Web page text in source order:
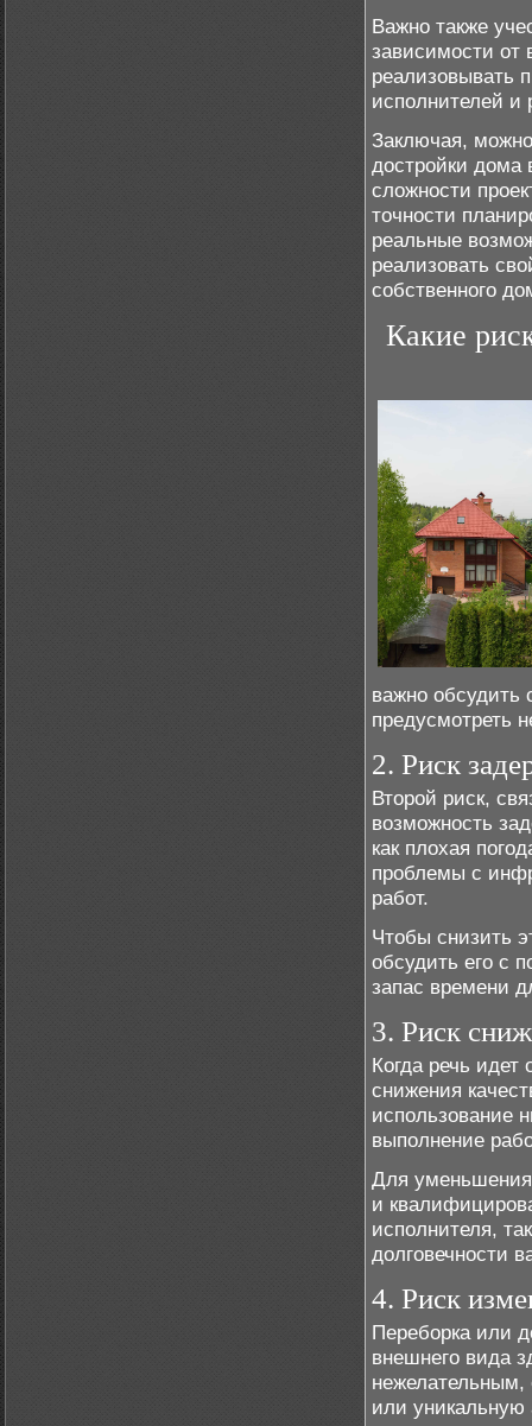
Важно также
зависимости от
реализовывать
исполнителей и
Заключая,
достройки дома
сложности
точности
реальные
реализовать
собственного
Какие
важно обсудить
предусмотреть
2. Риск
Второй риск,
возможность
как плохая
проблемы с
работ.
Чтобы снизить
обсудить его с
запас времени
3. Риск
Когда речь идет
снижения
использование
выполнение
Для уменьшения
и
исполнителя,
долговечности
4. Риск
Переборка или
внешнего вида
нежелательным,
или уникальную